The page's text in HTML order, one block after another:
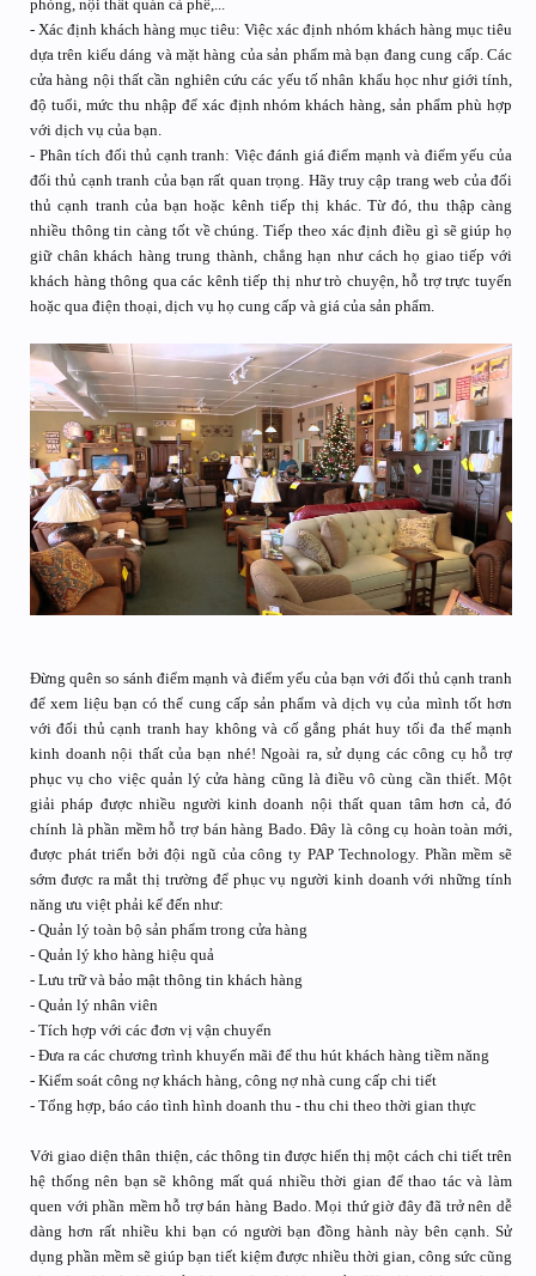
phòng, nội thất quán cà phê,...
- Xác định khách hàng mục tiêu: Việc xác định nhóm khách hàng mục tiêu
dựa trên kiểu dáng và mặt hàng của sản phẩm mà bạn đang cung cấp. Các
cửa hàng nội thất cần nghiên cứu các yếu tố nhân khẩu học như giới tính,
độ tuổi, mức thu nhập để xác định nhóm khách hàng, sản phẩm phù hợp
với dịch vụ của bạn.
- Phân tích đối thủ cạnh tranh: Việc đánh giá điểm mạnh và điểm yếu của
đối thủ cạnh tranh của bạn rất quan trọng. Hãy truy cập trang web của đối
thủ cạnh tranh của bạn hoặc kênh tiếp thị khác. Từ đó, thu thập càng
nhiều thông tin càng tốt về chúng. Tiếp theo xác định điều gì sẽ giúp họ
giữ chân khách hàng trung thành, chẳng hạn như cách họ giao tiếp với
khách hàng thông qua các kênh tiếp thị như trò chuyện, hỗ trợ trực tuyến
hoặc qua điện thoại, dịch vụ họ cung cấp và giá của sản phẩm.
Đừng quên so sánh điểm mạnh và điểm yếu của bạn với đối thủ cạnh tranh
để xem liệu bạn có thể cung cấp sản phẩm và dịch vụ của mình tốt hơn
với đối thủ cạnh tranh hay không và cố gắng phát huy tối đa thế mạnh
kinh doanh nội thất của bạn nhé! Ngoài ra, sử dụng các công cụ hỗ trợ
phục vụ cho việc quản lý cửa hàng cũng là điều vô cùng cần thiết. Một
giải pháp được nhiều người kinh doanh nội thất quan tâm hơn cả, đó
chính là phần mềm hỗ trợ bán hàng Bado. Đây là công cụ hoàn toàn mới,
được phát triển bởi đội ngũ của công ty PAP Technology. Phần mềm sẽ
sớm được ra mắt thị trường để phục vụ người kinh doanh với những tính
năng ưu việt phải kể đến như:
- Quản lý toàn bộ sản phẩm trong cửa hàng
- Quản lý kho hàng hiệu quả
- Lưu trữ và bảo mật thông tin khách hàng
- Quản lý nhân viên
- Tích hợp với các đơn vị vận chuyển
- Đưa ra các chương trình khuyến mãi để thu hút khách hàng tiềm năng
- Kiểm soát công nợ khách hàng, công nợ nhà cung cấp chi tiết
- Tổng hợp, báo cáo tình hình doanh thu - thu chi theo thời gian thực
Với giao diện thân thiện, các thông tin được hiển thị một cách chi tiết trên
hệ thống nên bạn sẽ không mất quá nhiều thời gian để thao tác và làm
quen với phần mềm hỗ trợ bán hàng Bado. Mọi thứ giờ đây đã trở nên dễ
dàng hơn rất nhiều khi bạn có người bạn đồng hành này bên cạnh. Sử
dụng phần mềm sẽ giúp bạn tiết kiệm được nhiều thời gian, công sức cũng